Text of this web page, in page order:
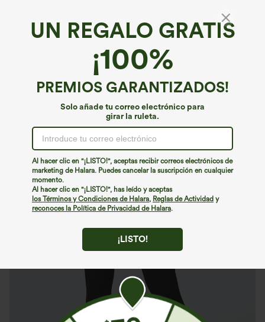
UN REGALO GRATIS
¡100%
PREMIOS GARANTIZADOS!
Solo añade tu correo electrónico para
girar la ruleta.
Al hacer clic en "¡LISTO!", aceptas recibir correos electrónicos de
marketing de Halara. Puedes cancelar la suscripción en cualquier
momento.
Al hacer clic en "¡LISTO!", has leído y aceptas
los Términos y Condiciones de Halara, Reglas de Actividad y
reconoces la Política de Privacidad de Halara.
¡LISTO!
Peluche SoftlyZero™*
Softlyzero™ Plush High Waisted Drawstring
Side Pocket Plain Capri Cool Touch Yoga
73 )
€40,95 EUR